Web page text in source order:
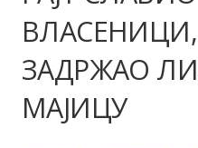
ЗАДРЖАО
МАЈИЦУ